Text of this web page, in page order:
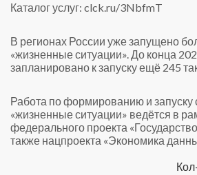
Каталог услуг: clck.ru/3NbfmT
В регионах России уже запущено
«жизненные ситуации». До конца
запланировано к запуску ещё 245
Работа по формированию и запуску
«жизненные ситуации» ведётся в
федерального проекта
также нацпроекта «Экономика